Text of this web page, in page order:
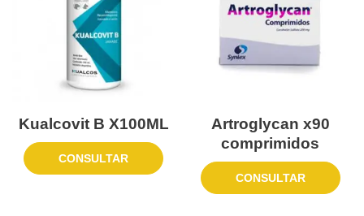
Kualcovit B X100ML
CONSULTAR
Artroglycan x90
comprimidos
CONSULTAR